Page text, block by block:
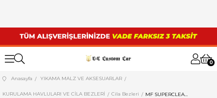
0
Anasayfa YIKAMA MALZ VE AKSESUARLAR
KURULAMA HAVLULARI VE CİLA BEZLERİ Cila Bezleri MF SUPERCLEAN MİKROFİBER CİLA BEZİ 40x40 CM UZUN TÜYLÜ 360 GSM